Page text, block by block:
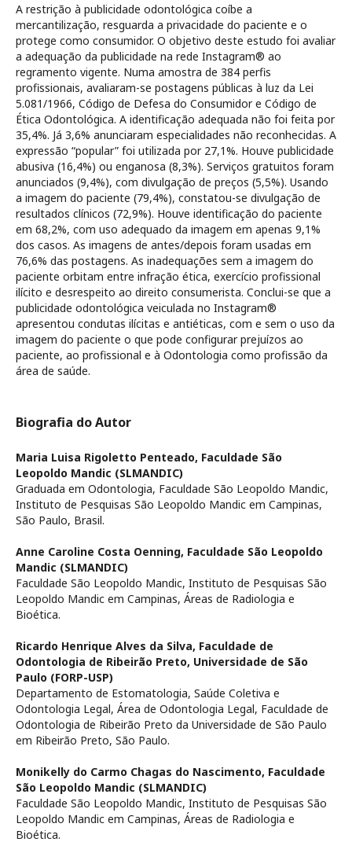
A restrição à publicidade odontológica coíbe a
mercantilização, resguarda a privacidade do paciente e o
protege como consumidor. O objetivo deste estudo foi avaliar
a adequação da publicidade na rede Instagram® ao
regramento vigente. Numa amostra de 384 perfis
profissionais, avaliaram-se postagens públicas à luz da Lei
5.081/1966, Código de Defesa do Consumidor e Código de
Ética Odontológica. A identificação adequada não foi feita por
35,4%. Já 3,6% anunciaram especialidades não reconhecidas. A
expressão “popular” foi utilizada por 27,1%. Houve publicidade
abusiva (16,4%) ou enganosa (8,3%). Serviços gratuitos foram
anunciados (9,4%), com divulgação de preços (5,5%). Usando
a imagem do paciente (79,4%), constatou-se divulgação de
resultados clínicos (72,9%). Houve identificação do paciente
em 68,2%, com uso adequado da imagem em apenas 9,1%
dos casos. As imagens de antes/depois foram usadas em
76,6% das postagens. As inadequações sem a imagem do
paciente orbitam entre infração ética, exercício profissional
ilícito e desrespeito ao direito consumerista. Conclui-se que a
publicidade odontológica veiculada no Instagram®
apresentou condutas ilícitas e antiéticas, com e sem o uso da
imagem do paciente o que pode configurar prejuízos ao
paciente, ao profissional e à Odontologia como profissão da
área de saúde.
Biografia do Autor
Maria Luisa Rigoletto Penteado, Faculdade São
Leopoldo Mandic (SLMANDIC)
Graduada em Odontologia, Faculdade São Leopoldo Mandic,
Instituto de Pesquisas São Leopoldo Mandic em Campinas,
São Paulo, Brasil.
Anne Caroline Costa Oenning, Faculdade São Leopoldo
Mandic (SLMANDIC)
Faculdade São Leopoldo Mandic, Instituto de Pesquisas São
Leopoldo Mandic em Campinas, Áreas de Radiologia e
Bioética.
Ricardo Henrique Alves da Silva, Faculdade de
Odontologia de Ribeirão Preto, Universidade de São
Paulo (FORP-USP)
Departamento de Estomatologia, Saúde Coletiva e
Odontologia Legal, Área de Odontologia Legal, Faculdade de
Odontologia de Ribeirão Preto da Universidade de São Paulo
em Ribeirão Preto, São Paulo.
Monikelly do Carmo Chagas do Nascimento, Faculdade
São Leopoldo Mandic (SLMANDIC)
Faculdade São Leopoldo Mandic, Instituto de Pesquisas São
Leopoldo Mandic em Campinas, Áreas de Radiologia e
Bioética.